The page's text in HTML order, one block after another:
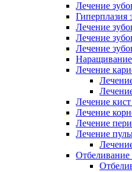
Лечение
Гиперплазия
Лечение
Лечение
Лечение
Наращивание
Лечение
Лечение
Лечение
Лечение
Лечение
Отбеливание